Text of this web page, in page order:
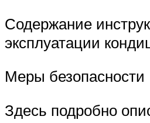
Содержание
эксплуатации
Меры безопасности
Здесь подробно